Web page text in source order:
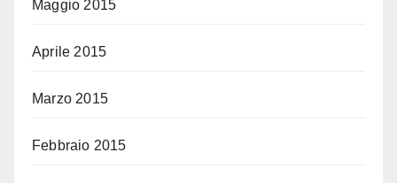
Maggio 2015
Aprile 2015
Marzo 2015
Febbraio 2015